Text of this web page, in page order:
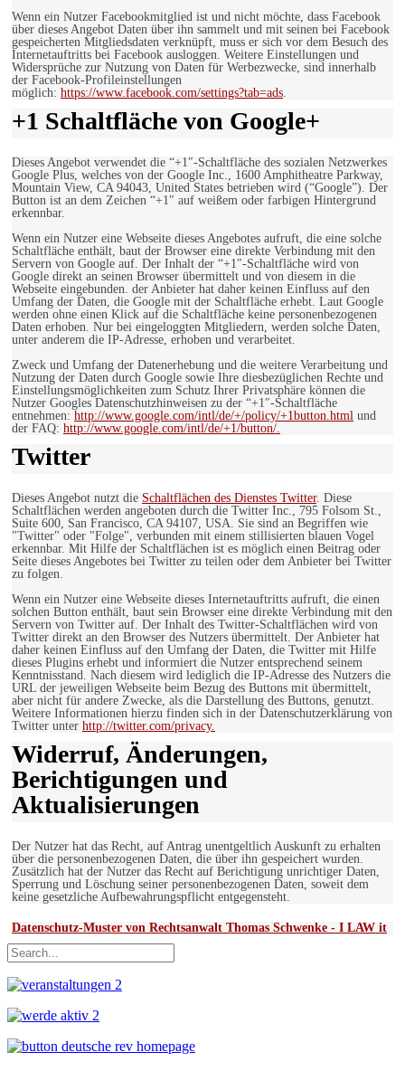
Wenn ein Nutzer Facebookmitglied ist und nicht möchte, dass Facebook
über dieses Angebot Daten über ihn sammelt und mit seinen bei Facebook
gespeicherten Mitgliedsdaten verknüpft, muss er sich vor dem Besuch des
Internetauftritts bei Facebook ausloggen. Weitere Einstellungen und
Widersprüche zur Nutzung von Daten für Werbezwecke, sind innerhalb
der Facebook-Profileinstellungen
möglich: https://www.facebook.com/settings?tab=ads.
+1 Schaltfläche von Google+
Dieses Angebot verwendet die “+1″-Schaltfläche des sozialen Netzwerkes
Google Plus, welches von der Google Inc., 1600 Amphitheatre Parkway,
Mountain View, CA 94043, United States betrieben wird (“Google”). Der
Button ist an dem Zeichen “+1″ auf weißem oder farbigen Hintergrund
erkennbar.
Wenn ein Nutzer eine Webseite dieses Angebotes aufruft, die eine solche
Schaltfläche enthält, baut der Browser eine direkte Verbindung mit den
Servern von Google auf. Der Inhalt der “+1″-Schaltfläche wird von
Google direkt an seinen Browser übermittelt und von diesem in die
Webseite eingebunden. der Anbieter hat daher keinen Einfluss auf den
Umfang der Daten, die Google mit der Schaltfläche erhebt. Laut Google
werden ohne einen Klick auf die Schaltfläche keine personenbezogenen
Daten erhoben. Nur bei eingeloggten Mitgliedern, werden solche Daten,
unter anderem die IP-Adresse, erhoben und verarbeitet.
Zweck und Umfang der Datenerhebung und die weitere Verarbeitung und
Nutzung der Daten durch Google sowie Ihre diesbezüglichen Rechte und
Einstellungsmöglichkeiten zum Schutz Ihrer Privatsphäre können die
Nutzer Googles Datenschutzhinweisen zu der “+1″-Schaltfläche
entnehmen: http://www.google.com/intl/de/+/policy/+1button.html und
der FAQ: http://www.google.com/intl/de/+1/button/.
Twitter
Dieses Angebot nutzt die Schaltflächen des Dienstes Twitter. Diese
Schaltflächen werden angeboten durch die Twitter Inc., 795 Folsom St.,
Suite 600, San Francisco, CA 94107, USA. Sie sind an Begriffen wie
"Twitter" oder "Folge", verbunden mit einem stillisierten blauen Vogel
erkennbar. Mit Hilfe der Schaltflächen ist es möglich einen Beitrag oder
Seite dieses Angebotes bei Twitter zu teilen oder dem Anbieter bei Twitter
zu folgen.
Wenn ein Nutzer eine Webseite dieses Internetauftritts aufruft, die einen
solchen Button enthält, baut sein Browser eine direkte Verbindung mit den
Servern von Twitter auf. Der Inhalt des Twitter-Schaltflächen wird von
Twitter direkt an den Browser des Nutzers übermittelt. Der Anbieter hat
daher keinen Einfluss auf den Umfang der Daten, die Twitter mit Hilfe
dieses Plugins erhebt und informiert die Nutzer entsprechend seinem
Kenntnisstand. Nach diesem wird lediglich die IP-Adresse des Nutzers die
URL der jeweiligen Webseite beim Bezug des Buttons mit übermittelt,
aber nicht für andere Zwecke, als die Darstellung des Buttons, genutzt.
Weitere Informationen hierzu finden sich in der Datenschutzerklärung von
Twitter unter http://twitter.com/privacy.
Widerruf, Änderungen,
Berichtigungen und
Aktualisierungen
Der Nutzer hat das Recht, auf Antrag unentgeltlich Auskunft zu erhalten
über die personenbezogenen Daten, die über ihn gespeichert wurden.
Zusätzlich hat der Nutzer das Recht auf Berichtigung unrichtiger Daten,
Sperrung und Löschung seiner personenbezogenen Daten, soweit dem
keine gesetzliche Aufbewahrungspflicht entgegensteht.
Datenschutz-Muster von Rechtsanwalt Thomas Schwenke - I LAW it